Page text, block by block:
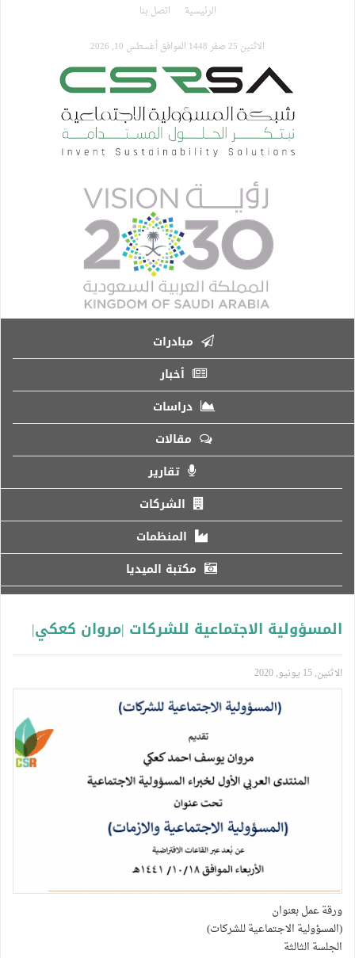
الرئيسية اتصل بنا
الاثنين 25 صفر 1448 الموافق أغسطس 10, 2026
مبادرات
أخبار
دراسات
مقالات
تقارير
الشركات
المنظمات
مكتبة الميديا
المسؤولية الاجتماعية للشركات |مروان كعكي|
الاثنين, 15 يونيو, 2020
ورقة عمل بعنوان
(المسؤولية الاجتماعية للشركات)
الجلسة الثالثة